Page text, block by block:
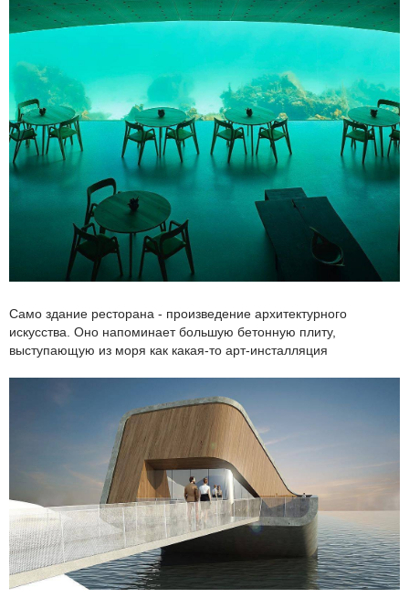
Само здание ресторана - произведение архитектурного
искусства. Оно напоминает большую бетонную плиту,
выступающую из моря как какая-то арт-инсталляция